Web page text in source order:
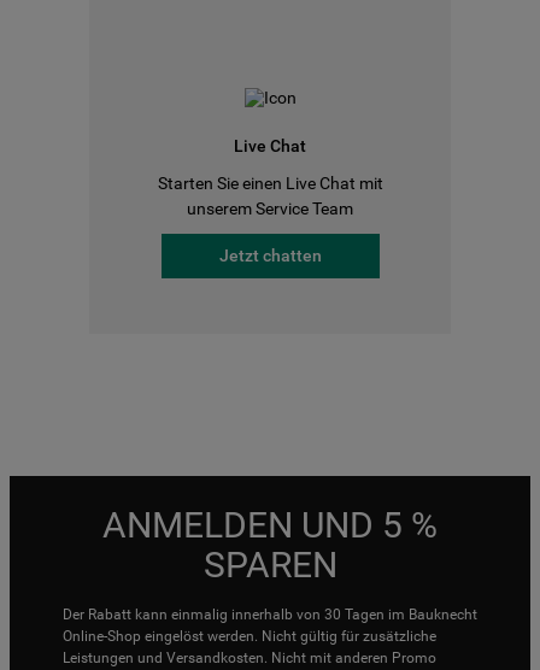
Live Chat
Starten Sie einen Live Chat mit
unserem Service Team
Jetzt chatten
ANMELDEN UND 5 %
SPAREN
Der Rabatt kann einmalig innerhalb von 30 Tagen im Bauknecht
Online-Shop eingelöst werden. Nicht gültig für zusätzliche
Leistungen und Versandkosten. Nicht mit anderen Promo